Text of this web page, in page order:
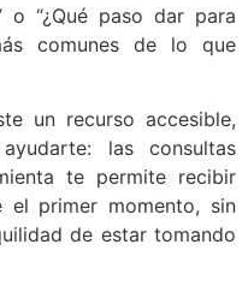
o “¿Qué paso dar para
comunes de lo que
un recurso accesible,
las consultas
te permite recibir
el primer momento, sin
de estar tomando